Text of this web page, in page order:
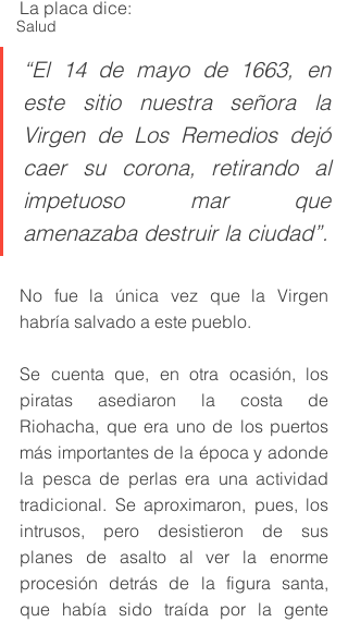
Salud
La placa dice:
“El 14 de mayo de 1663, en
este sitio nuestra señora la
Virgen de Los Remedios dejó
caer su corona, retirando al
impetuoso mar que
amenazaba destruir la ciudad”.
No fue la única vez que la Virgen
habría salvado a este pueblo.
Se cuenta que, en otra ocasión, los
piratas asediaron la costa de
Riohacha, que era uno de los puertos
más importantes de la época y adonde
la pesca de perlas era una actividad
tradicional. Se aproximaron, pues, los
intrusos, pero desistieron de sus
planes de asalto al ver la enorme
procesión detrás de la figura santa,
que había sido traída por la gente